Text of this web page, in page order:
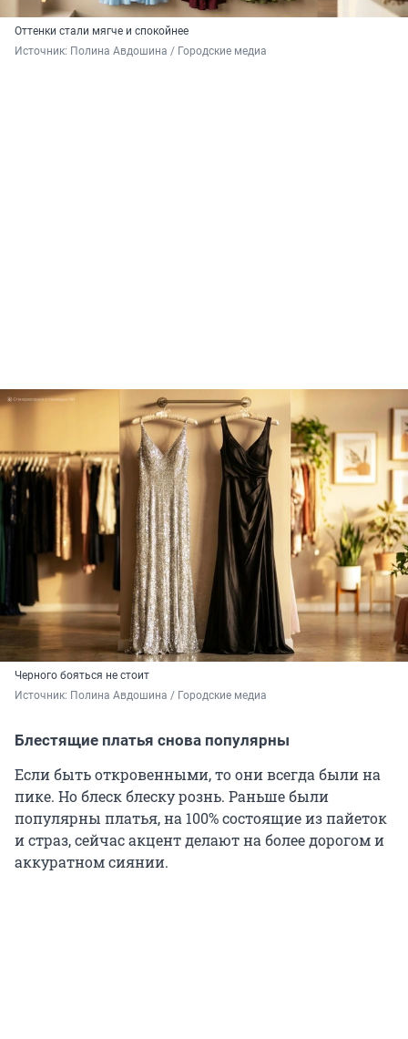
Оттенки стали мягче и спокойнее
Источник: Полина Авдошина / Городские медиа
Черного бояться не стоит
Источник: Полина Авдошина / Городские медиа
Блестящие платья снова популярны
Если быть откровенными, то они всегда были на
пике. Но блеск блеску рознь. Раньше были
популярны платья, на 100% состоящие из пайеток
и страз, сейчас акцент делают на более дорогом и
аккуратном сиянии.